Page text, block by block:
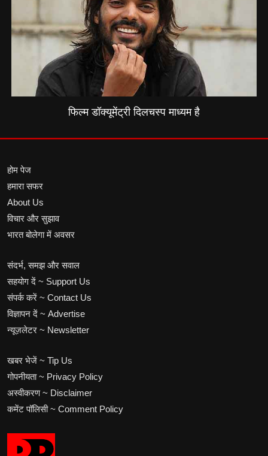
फिल्म डॉक्यूमेंट्री दिलचस्प माध्यम है
होम पेज
हमारा सफर
About Us
विचार और सुझाव
भारत बोलेगा में अवसर
संदर्भ, समझ और सवाल
सहयोग दें ~ Support Us
संपर्क करें ~ Contact Us
विज्ञापन दें ~ Advertise
न्यूज़लेटर ~ Newsletter
खबर भेजें ~ Tip Us
गोपनीयता ~ Privacy Policy
अस्वीकरण ~ Disclaimer
कमेंट पॉलिसी ~ Comment Policy